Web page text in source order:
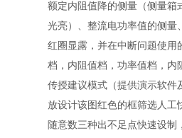
额定内阻值降的侧量（侧量箱
光亮）、整流电功率值的侧量
红圈显露，并在中断问题使用
档，内阻值档，功率值档，内
传授建议模式（提供演示软件
放设计该图红色的框筛选人工
随意数三种出不足点快速设